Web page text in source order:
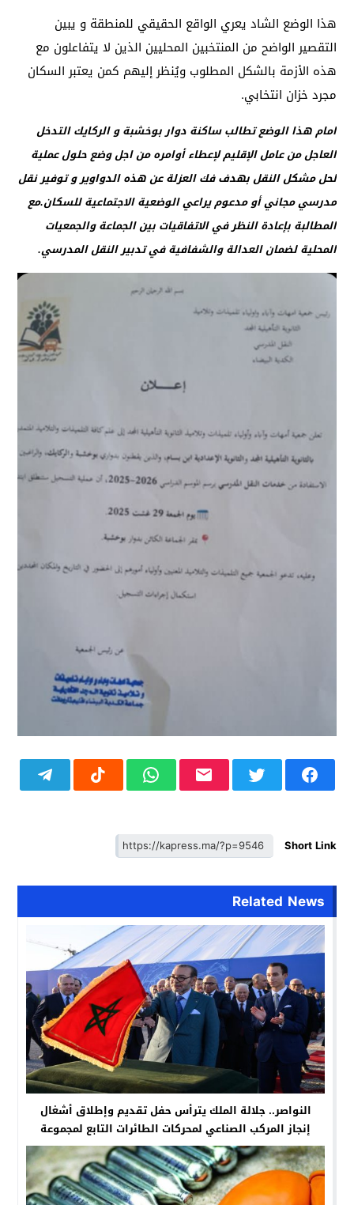
هذا الوضع الشاد يعري الواقع الحقيقي للمنطقة و يبين
التقصير الواضح من المنتخبين المحليين الذين لا يتفاعلون مع
هذه الأزمة بالشكل المطلوب ويُنظر إليهم كمن يعتبر السكان
مجرد خزان انتخابي.
امام هذا الوضع تطالب ساكنة دوار بوخشبة و الركايك التدخل
العاجل من عامل الإقليم لإعطاء أوامره من اجل وضع حلول عملية
لحل مشكل النقل بهدف فك العزلة عن هذه الدواوير و توفير نقل
مدرسي مجاني أو مدعوم يراعي الوضعية الاجتماعية للسكان.مع
المطالبة بإعادة النظر في الاتفاقيات بين الجماعة والجمعيات
المحلية لضمان العدالة والشفافية في تدبير النقل المدرسي.
Short Link
Related News
النواصر.. جلالة الملك يترأس حفل تقديم وإطلاق أشغال
إنجاز المركب الصناعي لمحركات الطائرات التابع لمجموعة
“سافران”